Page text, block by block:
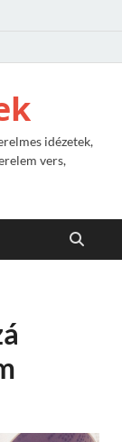
idézetek,
vers,